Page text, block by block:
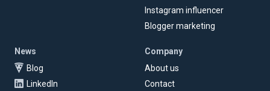
Instagram influencer
Blogger marketing
News
Blog
LinkedIn
Company
About us
Contact